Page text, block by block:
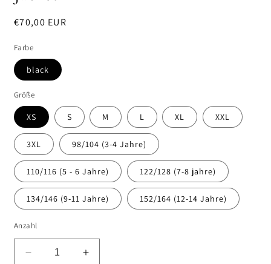
Normaler
€70,00 EUR
Farbe
black
Größe
XS S M L XL XXL
3XL 98/104 (3-4 Jahre)
110/116 (5 - 6 Jahre) 122/128 (7-8 jahre)
134/146 (9-11 Jahre) 152/164 (12-14 Jahre)
Anzahl
Verringere
Erhöhe